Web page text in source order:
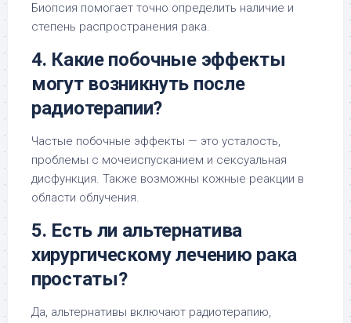
Биопсия помогает точно определить наличие и
степень распространения рака.
4. Какие побочные эффекты
могут возникнуть после
радиотерапии?
Частые побочные эффекты — это усталость,
проблемы с мочеиспусканием и сексуальная
дисфункция. Также возможны кожные реакции в
области облучения.
5. Есть ли альтернатива
хирургическому лечению рака
простаты?
Да, альтернативы включают радиотерапию,